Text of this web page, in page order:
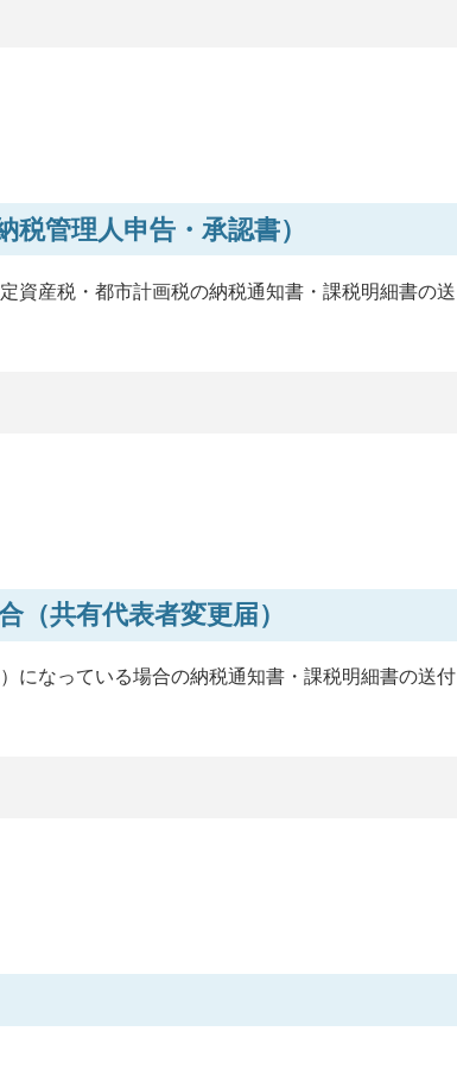
管理人申告・承認書）
資産税・都市計画税の納税通知書・課税明細書の送
共有代表者変更届）
になっている場合の納税通知書・課税明細書の送付